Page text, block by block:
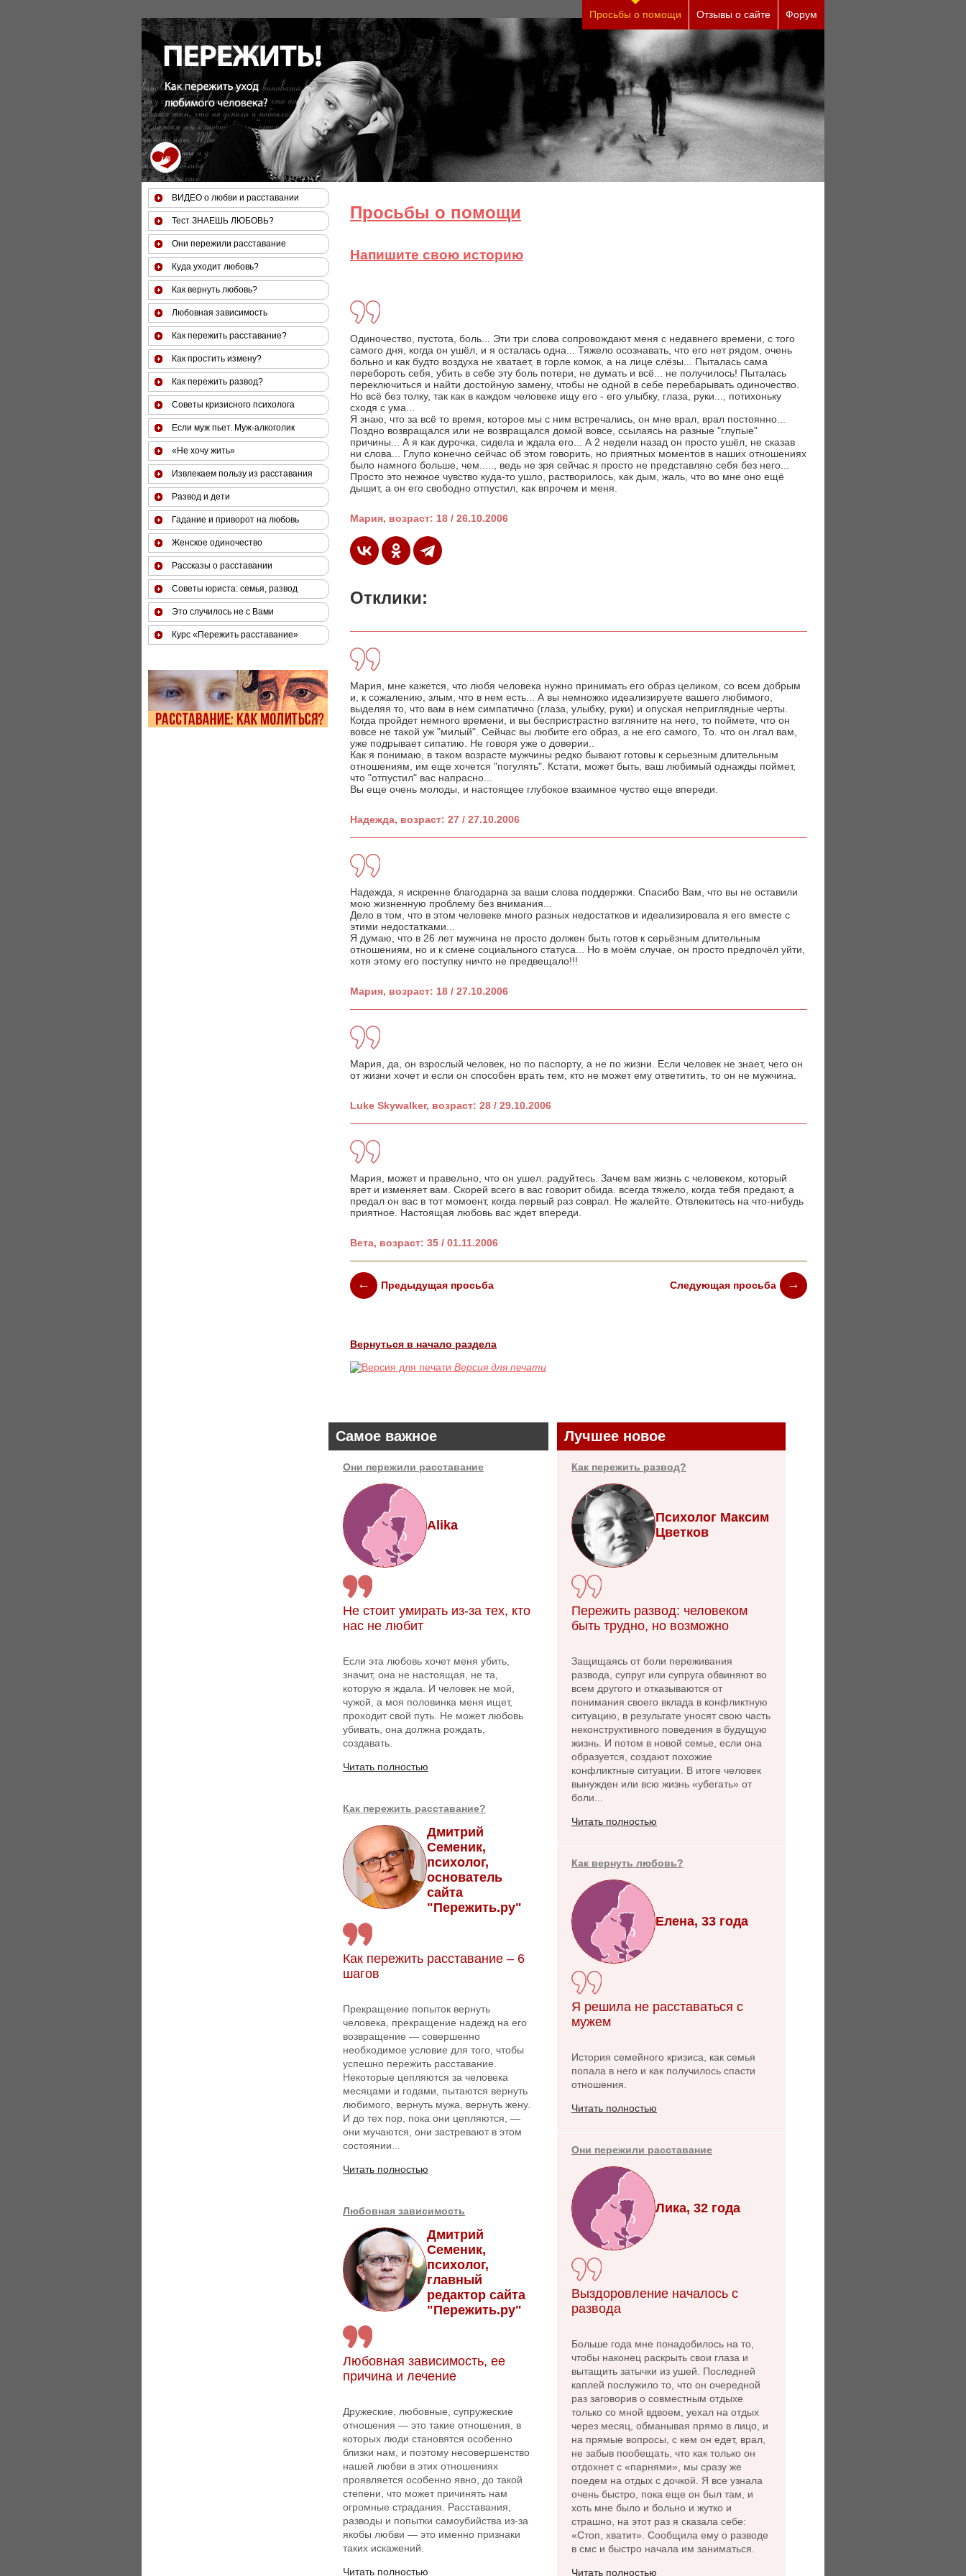
Просьбы о помощи Отзывы о сайте Форум
Просьбы о помощи
Напишите свою историю
Одиночество, пустота, боль... Эти три слова сопровождают меня с недавнего времени, с того
самого дня, когда он ушёл, и я осталась одна... Тяжело осознавать, что его нет рядом, очень
больно и как будто воздуха не хватает, в горле комок, а на лице слёзы... Пыталась сама
перебороть себя, убить в себе эту боль потери, не думать и всё... не получилось! Пыталась
переключиться и найти достойную замену, чтобы не одной в себе перебарывать одиночество.
Но всё без толку, так как в каждом человеке ищу его - его улыбку, глаза, руки..., потихоньку
сходя с ума...
Я знаю, что за всё то время, которое мы с ним встречались, он мне врал, врал постоянно...
Поздно возвращался или не возвращался домой вовсе, ссылаясь на разные "глупые"
причины... А я как дурочка, сидела и ждала его... А 2 недели назад он просто ушёл, не сказав
ни слова... Глупо конечно сейчас об этом говорить, но приятных моментов в наших отношениях
было намного больше, чем....., ведь не зря сейчас я просто не представляю себя без него...
Просто это нежное чувство куда-то ушло, растворилось, как дым, жаль, что во мне оно ещё
дышит, а он его свободно отпустил, как впрочем и меня.
Мария, возраст: 18 / 26.10.2006
Отклики:
Мария, мне кажется, что любя человека нужно принимать его образ целиком, со всем добрым
и, к сожалению, злым, что в нем есть... А вы немножко идеализируете вашего любимого,
выделяя то, что вам в нем симпатично (глаза, улыбку, руки) и опуская неприглядные черты.
Когда пройдет немного времени, и вы беспристрастно взгляните на него, то поймете, что он
вовсе не такой уж "милый". Сейчас вы любите его образ, а не его самого, То. что он лгал вам,
уже подрывает сипатию. Не говоря уже о доверии..
Как я понимаю, в таком возрасте мужчины редко бывают готовы к серьезным длительным
отношениям, им еще хочется "погулять". Кстати, может быть, ваш любимый однажды поймет,
что "отпустил" вас напрасно...
Вы еще очень молоды, и настоящее глубокое взаимное чуство еще впереди.
Надежда, возраст: 27 / 27.10.2006
Надежда, я искренне благодарна за ваши слова поддержки. Спасибо Вам, что вы не оставили
мою жизненную проблему без внимания...
Дело в том, что в этом человеке много разных недостатков и идеализировала я его вместе с
этими недостатками...
Я думаю, что в 26 лет мужчина не просто должен быть готов к серьёзным длительным
отношениям, но и к смене социального статуса... Но в моём случае, он просто предпочёл уйти,
хотя этому его поступку ничто не предвещало!!!
Мария, возраст: 18 / 27.10.2006
Мария, да, он взрослый человек, но по паспорту, а не по жизни. Если человек не знает, чего он
от жизни хочет и если он способен врать тем, кто не может ему ответитить, то он не мужчина.
Luke Skywalker, возраст: 28 / 29.10.2006
Мария, может и правельно, что он ушел. радуйтесь. Зачем вам жизнь с человеком, который
врет и изменяет вам. Скорей всего в вас говорит обида. всегда тяжело, когда тебя предают, а
предал он вас в тот момоент, когда первый раз соврал. Не жалейте. Отвлекитесь на что-нибудь
приятное. Настоящая любовь вас ждет впереди.
Вета, возраст: 35 / 01.11.2006
Предыдущая просьба Следующая просьба
Вернуться в начало раздела
Версия для печати
Самое важное
Они пережили расставание
Alika
Не стоит умирать из-за тех, кто
нас не любит
Если эта любовь хочет меня убить,
значит, она не настоящая, не та,
которую я ждала. И человек не мой,
чужой, а моя половинка меня ищет,
проходит свой путь. Не может любовь
убивать, она должна рождать,
создавать.
Читать полностью
Как пережить расставание?
Дмитрий
Семеник,
психолог,
основатель
сайта
"Пережить.ру"
Как пережить расставание – 6
шагов
Прекращение попыток вернуть
человека, прекращение надежд на его
возвращение — совершенно
необходимое условие для того, чтобы
успешно пережить расставание.
Некоторые цепляются за человека
месяцами и годами, пытаются вернуть
любимого, вернуть мужа, вернуть жену.
И до тех пор, пока они цепляются, —
они мучаются, они застревают в этом
состоянии...
Читать полностью
Любовная зависимость
Дмитрий
Семеник,
психолог,
главный
редактор сайта
"Пережить.ру"
Любовная зависимость, ее
причина и лечение
Дружеские, любовные, супружеские
отношения — это такие отношения, в
которых люди становятся особенно
близки нам, и поэтому несовершенство
нашей любви в этих отношениях
проявляется особенно явно, до такой
степени, что может причинять нам
огромные страдания. Расставания,
разводы и попытки самоубийства из-за
якобы любви — это именно признаки
таких искажений.
Читать полностью
Лучшее новое
Как пережить развод?
Психолог Максим
Цветков
Пережить развод: человеком
быть трудно, но возможно
Защищаясь от боли переживания
развода, супруг или супруга обвиняют во
всем другого и отказываются от
понимания своего вклада в конфликтную
ситуацию, в результате уносят свою часть
неконструктивного поведения в будущую
жизнь. И потом в новой семье, если она
образуется, создают похожие
конфликтные ситуации. В итоге человек
вынужден или всю жизнь «убегать» от
боли...
Читать полностью
Как вернуть любовь?
Елена, 33 года
Я решила не расставаться с
мужем
История семейного кризиса, как семья
попала в него и как получилось спасти
отношения.
Читать полностью
Они пережили расставание
Лика, 32 года
Выздоровление началось с
развода
Больше года мне понадобилось на то,
чтобы наконец раскрыть свои глаза и
вытащить затычки из ушей. Последней
каплей послужило то, что он очередной
раз заговорив о совместным отдыхе
только со мной вдвоем, уехал на отдых
через месяц, обманывая прямо в лицо, и
на прямые вопросы, с кем он едет, врал,
не забыв пообещать, что как только он
отдохнет с «парнями», мы сразу же
поедем на отдых с дочкой. Я все узнала
очень быстро, пока еще он был там, и
хоть мне было и больно и жутко и
страшно, на этот раз я сказала себе:
«Стоп, хватит». Сообщила ему о разводе
в смс и быстро начала им заниматься.
Читать полностью
ВИДЕО о любви и расставании
Тест ЗНАЕШЬ ЛЮБОВЬ?
Они пережили расставание
Куда уходит любовь?
Как вернуть любовь?
Любовная зависимость
Как пережить расставание?
Как простить измену?
Как пережить развод?
Советы кризисного психолога
Если муж пьет. Муж-алкоголик
«Не хочу жить»
Извлекаем пользу из расставания
Развод и дети
Гадание и приворот на любовь
Женское одиночество
Рассказы о расставании
Советы юриста: семья, развод
Это случилось не с Вами
Курс «Пережить расставание»